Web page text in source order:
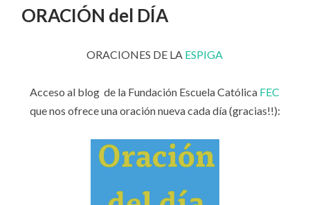
CONTENIDO
ORACIÓN del DÍA
ORACIONES DE LA ESPIGA
Acceso al blog de la Fundación Escuela Católica FEC
que nos ofrece una oración nueva cada día (gracias!!):